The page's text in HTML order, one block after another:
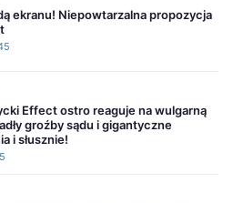
ekranu! Niepowtarzalna propozycja
Effect ostro reaguje na wulgarną
groźby sądu i gigantyczne
i słusznie!